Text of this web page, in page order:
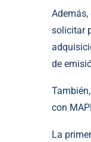
solicitar
de
con
La